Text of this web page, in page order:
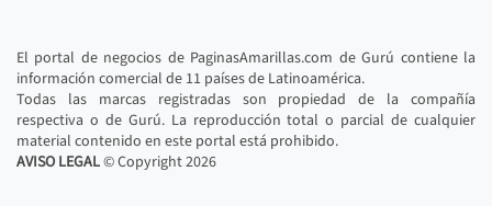
El portal de negocios de PaginasAmarillas.com de Gurú contiene la
información comercial de 11 países de Latinoamérica.
Todas las marcas registradas son propiedad de la compañía
respectiva o de Gurú. La reproducción total o parcial de cualquier
material contenido en este portal está prohibido.
AVISO LEGAL© Copyright2026